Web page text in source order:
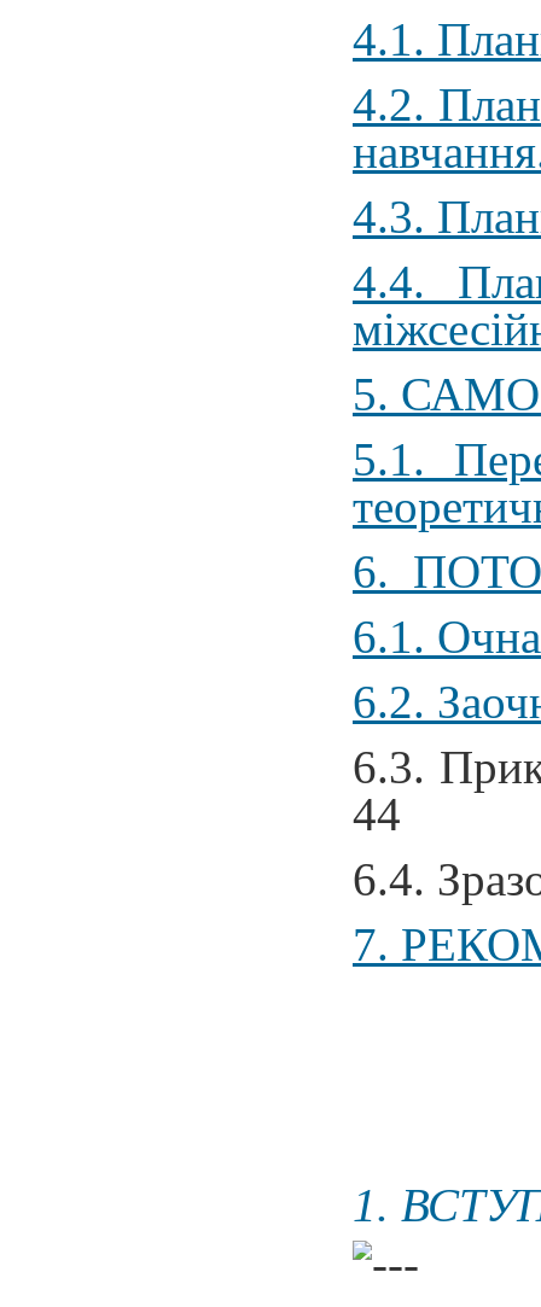
4.1.
4.2.
4.3.
4.4.
5.
5.1.
6.
6.1.
6.2.
6.3.
44
6.4.
7.
1.